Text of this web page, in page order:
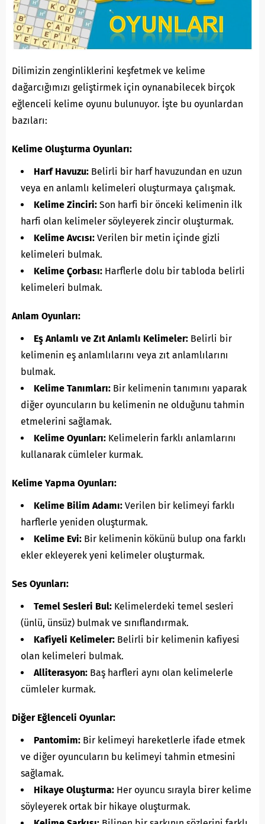
Dilimizin zenginliklerini keşfetmek ve kelime
dağarcığımızı geliştirmek için oynanabilecek birçok
eğlenceli kelime oyunu bulunuyor. İşte bu oyunlardan
bazıları:
Kelime Oluşturma Oyunları:
Harf Havuzu: Belirli bir harf havuzundan en uzun
veya en anlamlı kelimeleri oluşturmaya çalışmak.
Kelime Zinciri: Son harfi bir önceki kelimenin ilk
harfi olan kelimeler söyleyerek zincir oluşturmak.
Kelime Avcısı: Verilen bir metin içinde gizli
kelimeleri bulmak.
Kelime Çorbası: Harflerle dolu bir tabloda belirli
kelimeleri bulmak.
Anlam Oyunları:
Eş Anlamlı ve Zıt Anlamlı Kelimeler: Belirli bir
kelimenin eş anlamlılarını veya zıt anlamlılarını
bulmak.
Kelime Tanımları: Bir kelimenin tanımını yaparak
diğer oyuncuların bu kelimenin ne olduğunu tahmin
etmelerini sağlamak.
Kelime Oyunları: Kelimelerin farklı anlamlarını
kullanarak cümleler kurmak.
Kelime Yapma Oyunları:
Kelime Bilim Adamı: Verilen bir kelimeyi farklı
harflerle yeniden oluşturmak.
Kelime Evi: Bir kelimenin kökünü bulup ona farklı
ekler ekleyerek yeni kelimeler oluşturmak.
Ses Oyunları:
Temel Sesleri Bul: Kelimelerdeki temel sesleri
(ünlü, ünsüz) bulmak ve sınıflandırmak.
Kafiyeli Kelimeler: Belirli bir kelimenin kafiyesi
olan kelimeleri bulmak.
Alliterasyon: Baş harfleri aynı olan kelimelerle
cümleler kurmak.
Diğer Eğlenceli Oyunlar:
Pantomim: Bir kelimeyi hareketlerle ifade etmek
ve diğer oyuncuların bu kelimeyi tahmin etmesini
sağlamak.
Hikaye Oluşturma: Her oyuncu sırayla birer kelime
söyleyerek ortak bir hikaye oluşturmak.